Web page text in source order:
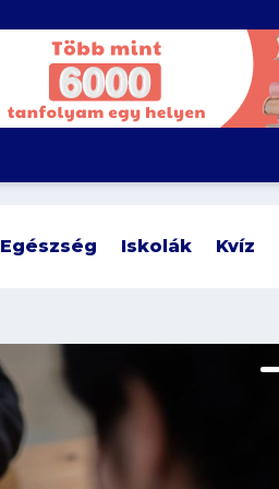
Egészség Iskolák Kvíz